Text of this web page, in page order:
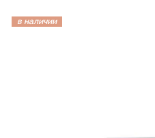
в наличии